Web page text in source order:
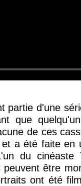
partie d'une
que
de ces
a été faite en
du cinéaste
être
ont été